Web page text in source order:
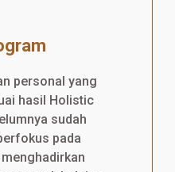
personal yang
hasil Holistic
sudah
pada